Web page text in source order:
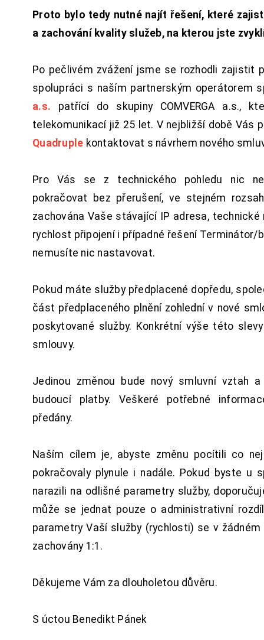
Proto bylo tedy nutné najít řešení, které
a zachování kvality služeb, na kterou jste
Po pečlivém zvážení jsme se rozhodli zajistit
spolupráci s naším partnerským operátorem
a.s. patřící do skupiny COMVERGA a.s.,
telekomunikací již 25 let. V nejbližší době Vás
Quadruple kontaktovat s návrhem nového
Pro Vás se z technického pohledu nic
pokračovat bez přerušení, ve stejném
zachována Vaše stávající IP adresa, technické
rychlost připojení i případné řešení Terminátor/
nemusíte nic nastavovat.
Pokud máte služby předplacené dopředu,
část předplaceného plnění zohlední v nové
poskytované služby. Konkrétní výše této
smlouvy.
Jedinou změnou bude nový smluvní vztah
budoucí platby. Veškeré potřebné
předány.
Naším cílem je, abyste změnu pocítili co
pokračovaly plynule i nadále. Pokud byste u
narazili na odlišné parametry služby,
může se jednat pouze o administrativní
parametry Vaší služby (rychlosti) se v
zachovány 1:1.
Děkujeme Vám za dlouholetou důvěru.
S úctou Benedikt Pánek